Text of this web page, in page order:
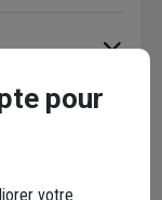
pour
votre